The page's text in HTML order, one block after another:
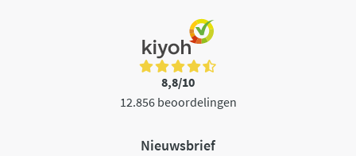
8,8/10
12.856 beoordelingen
Nieuwsbrief